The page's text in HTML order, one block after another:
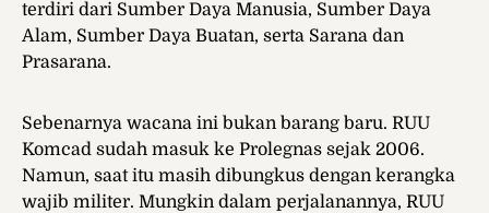
terdiri dari Sumber Daya Manusia, Sumber Daya
Alam, Sumber Daya Buatan, serta Sarana dan
Prasarana.
Sebenarnya wacana ini bukan barang baru. RUU
Komcad sudah masuk ke Prolegnas sejak 2006.
Namun, saat itu masih dibungkus dengan kerangka
wajib militer. Mungkin dalam perjalanannya, RUU